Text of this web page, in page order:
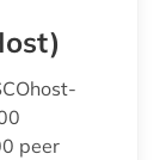
peer